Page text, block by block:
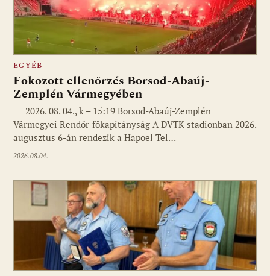
EGYÉB
Fokozott ellenőrzés Borsod-Abaúj-
Zemplén Vármegyében
2026. 08. 04., k – 15:19 Borsod-Abaúj-Zemplén
Vármegyei Rendőr-főkapitányság A DVTK stadionban 2026.
augusztus 6-án rendezik a Hapoel Tel…
2026.08.04.